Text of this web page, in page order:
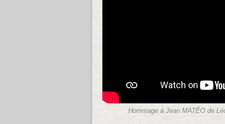
Hommage à Jean MATÉO de